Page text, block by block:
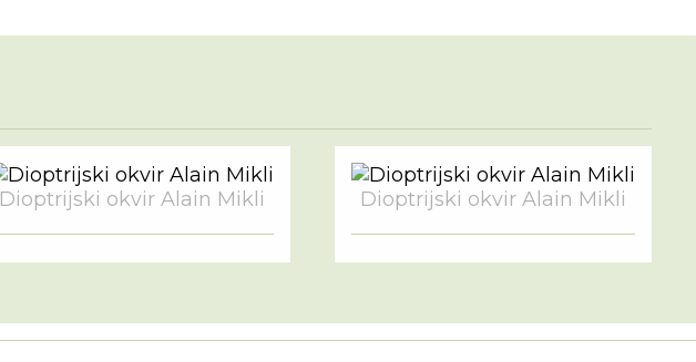
Dioptrijski okvir Alain Mikli Dioptrijski okvir Alain Mikli